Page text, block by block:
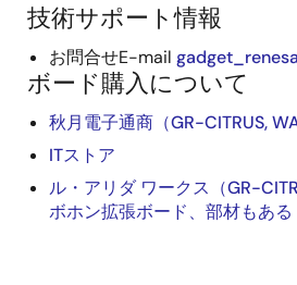
技術サポート情報
お問合せE-mail
ボード購入について
秋月電子通商（GR-CITRUS,
ITストア
ル・アリダ ワークス（GR-
ボホン拡張ボード、部材もある